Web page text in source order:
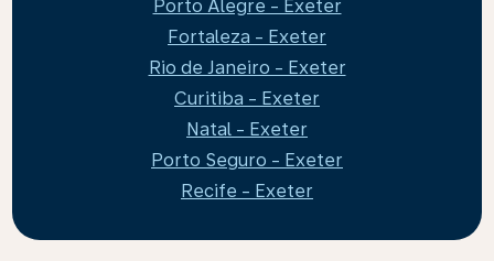
Porto Alegre - Exeter
Fortaleza - Exeter
Rio de Janeiro - Exeter
Curitiba - Exeter
Natal - Exeter
Porto Seguro - Exeter
Recife - Exeter